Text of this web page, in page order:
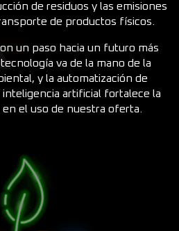
de residuos y las emisiones
de productos físicos.
un paso hacia un futuro más
va de la mano de la
y la automatización de
artificial fortalece la
en el uso de nuestra oferta.